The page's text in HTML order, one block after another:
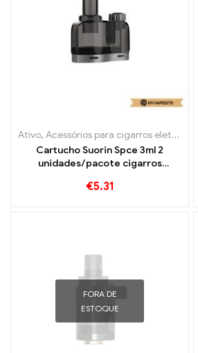
Ativo, Acessórios para cigarros eletrônicos
Cartucho Suorin Spce 3ml 2
unidades/pacote cigarros
Personalizado
€5.31
FORA DE
ESTOQUE